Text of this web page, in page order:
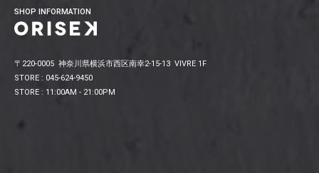
SHOP INFORMATION
〒220-0005 神奈川県横浜市西区南幸2-15-13 VIVRE 1F
STORE : 045-624-9450
STORE : 11:00AM - 21:00PM